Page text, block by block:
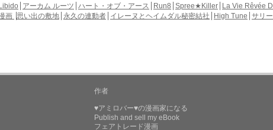
アーカム ルーツ ハート・オブ・アース Run8 Spree★Killer
La Vie Rêvée
画 思い出の敷地 永久の連動者 イレーヌとヘイムダル秘密結社 High Tune サリ
作者
♥アミロバー♥の漫画家になる
Publish and sell my eBook
フェアトレード漫画